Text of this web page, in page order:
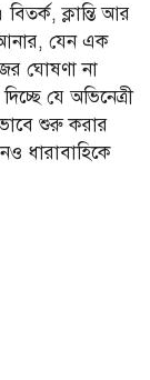
বিতর্ক, ক্লান্তি আর
যেন এক
ঘোষণা না
যে অভিনেত্রী
শুরু করার
ধারাবাহিকে